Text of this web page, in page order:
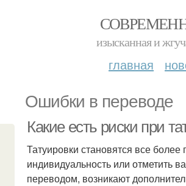
изысканная и
главная
Ошибки в переводе
Какие есть риски при
Татуировки становятся все
индивидуальность или отметить
переводом, возникают